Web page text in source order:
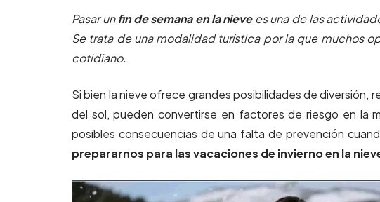
Pasar un fin de semanaen la nievees una de las
Se trata de una modalidad turística por la que muchos
cotidiano.
Si bien la nieveofrece grandes posibilidades de diversión,
del sol, pueden convertirse en factores de riesgo en la
posibles consecuencias de una falta de prevención
prepararnos para lasvacaciones de invierno en la